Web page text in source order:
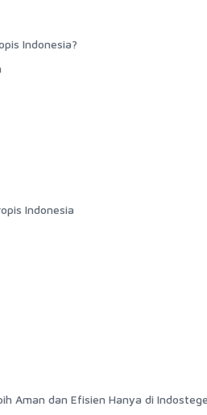
Indonesia?
Indonesia
Aman dan Efisien Hanya di